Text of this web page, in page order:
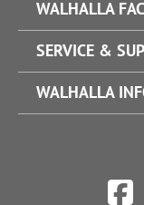
WALHALLA
SERVICE &
WALHALLA